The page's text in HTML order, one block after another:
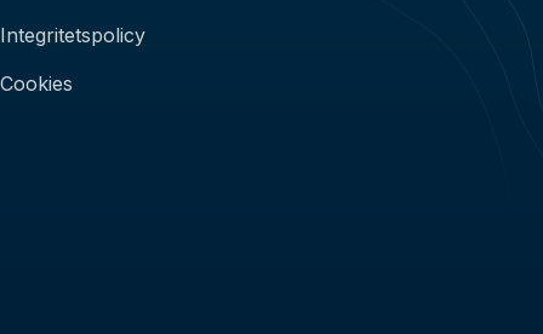
Integritetspolicy
Cookies